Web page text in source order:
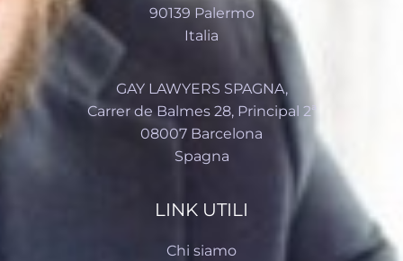
90139 Palermo
Italia
GAY LAWYERS SPAGNA,
Carrer de Balmes 28, Principal 2ª
08007 Barcelona
Spagna
LINK UTILI
Chi siamo